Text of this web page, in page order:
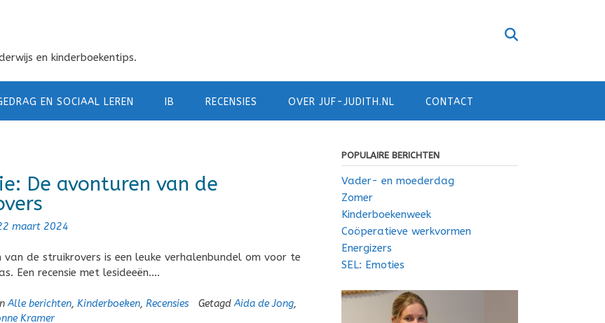
en kinderboekentips.
EN SOCIAAL LEREN IB RECENSIES OVER JUF-JUDITH.NL CONTACT
De avonturen van de
maart 2024
van de struikrovers is een leuke verhalenbundel om voor te
Een recensie met lesideeën….
Alle berichten, Kinderboeken, Recensies GetagdAida de Jong,
Kramer
POPULAIRE BERICHTEN
Vader- en moederdag
Zomer
Kinderboekenweek
Coöperatieve werkvormen
Energizers
SEL: Emoties